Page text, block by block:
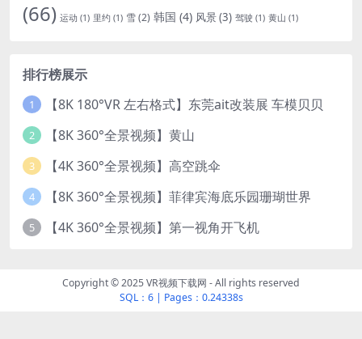
(66) 运动 (1) 里约 (1) 雪(2) 韩国 (4) 风景(3) 驾驶 (1) 黄山 (1)
排行榜展示
1 【8K 180°VR 左右格式】东莞ait改装展 车模贝贝
2 【8K 360°全景视频】黄山
3 【4K 360°全景视频】高空跳伞
4 【8K 360°全景视频】菲律宾海底乐园珊瑚世界
5 【4K 360°全景视频】第一视角开飞机
Copyright © 2025 VR视频下载网 - All rights reserved
SQL：6| Pages：0.24338s